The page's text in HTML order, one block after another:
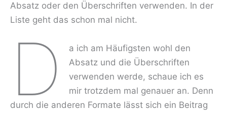
Absatz oder den Überschriften verwenden. In der
Liste geht das schon mal nicht.
D
a ich am Häufigsten wohl den
Absatz und die Überschriften
verwenden werde, schaue ich es
mir trotzdem mal genauer an. Denn
durch die anderen Formate lässt sich ein Beitrag